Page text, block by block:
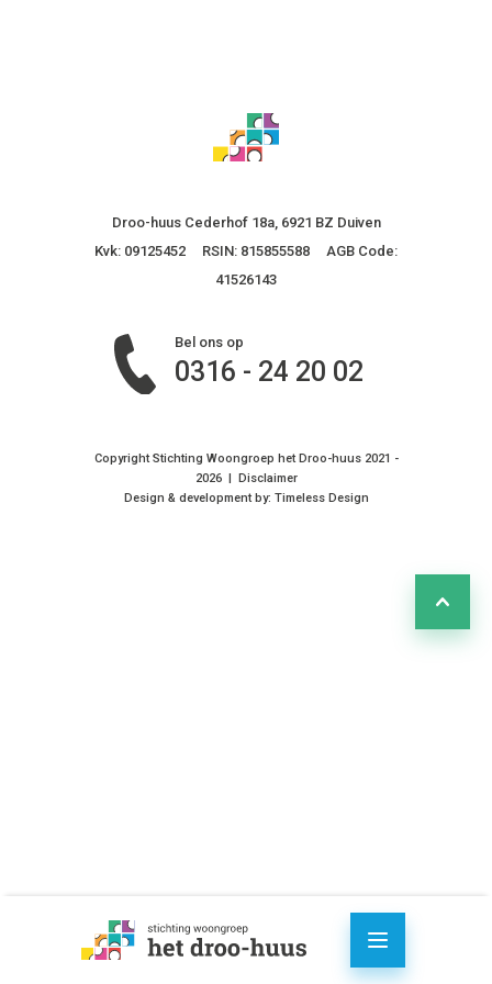
Droo-huus Cederhof 18a, 6921 BZ Duiven
Kvk: 09125452 RSIN: 815855588 AGB Code:
41526143
Bel ons op
0316 - 24 20 02
Copyright Stichting Woongroep het Droo-huus 2021 -
2026 | Disclaimer
Design & development by: Timeless Design